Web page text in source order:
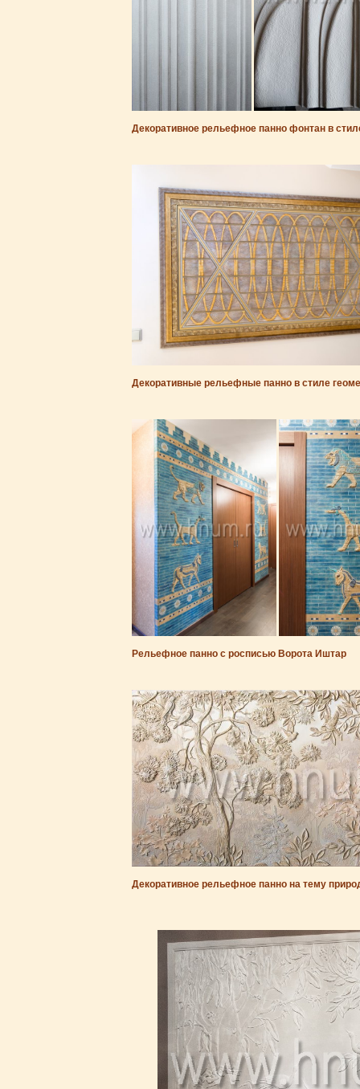
Декоративное рельефное панно фонтан в
Декоративные рельефные панно в стиле
Рельефное панно с росписью Ворота Иштар
Декоративное рельефное панно на тему